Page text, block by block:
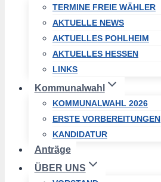
TERMINE FREIE WÄHLER
AKTUELLE NEWS
AKTUELLES POHLHEIM
AKTUELLES HESSEN
LINKS
Kommunalwahl
KOMMUNALWAHL 2026
ERSTE VORBEREITUNGEN
KANDIDATUR
Anträge
ÜBER UNS